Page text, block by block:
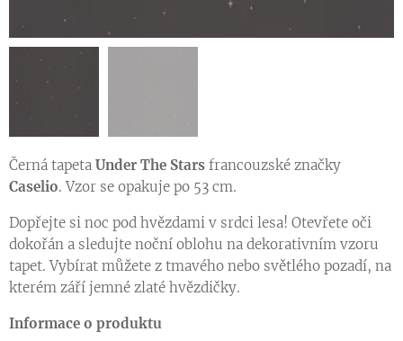
Černá tapeta Under The Stars francouzské značky
Caselio. Vzor se opakuje po 53 cm.
Dopřejte si noc pod hvězdami v srdci lesa! Otevřete oči
dokořán a sledujte noční oblohu na dekorativním vzoru
tapet. Vybírat můžete z tmavého nebo světlého pozadí, na
kterém září jemné zlaté hvězdičky.
Informace o produktu